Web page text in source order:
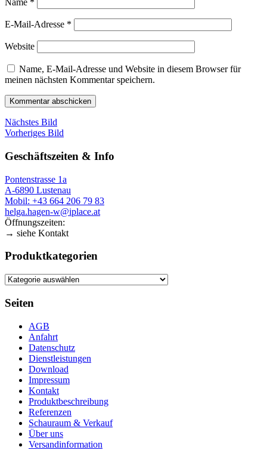
Name *
E-Mail-Adresse *
Website
Name, E-Mail-Adresse und Website in diesem Browser für
meinen nächsten Kommentar speichern.
Nächstes Bild
Vorheriges Bild
Geschäftszeiten & Info
Pontenstrasse 1a
A-6890 Lustenau
Mobil: +43 664 206 79 83
helga.hagen-w@iplace.at
Öffnungszeiten:
→ siehe Kontakt
Produktkategorien
Seiten
AGB
Anfahrt
Datenschutz
Dienstleistungen
Download
Impressum
Kontakt
Produktbeschreibung
Referenzen
Schauraum & Verkauf
Über uns
Versandinformation